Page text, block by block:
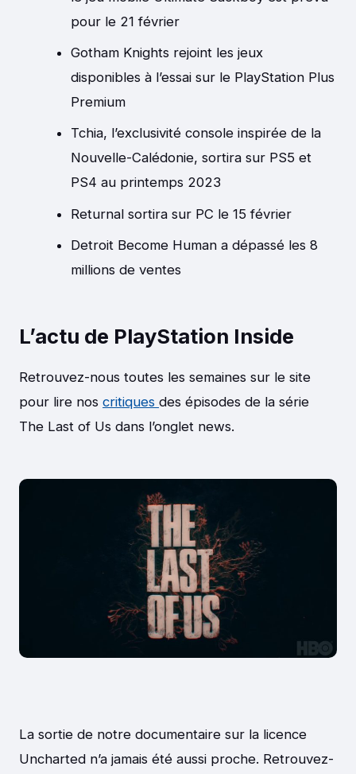
pour le 21 février
Gotham Knights rejoint les jeux
disponibles à l’essai sur le PlayStation Plus
Premium
Tchia, l’exclusivité console inspirée de la
Nouvelle-Calédonie, sortira sur PS5 et
PS4 au printemps 2023
Returnal sortira sur PC le 15 février
Detroit Become Human a dépassé les 8
millions de ventes
L’actu de PlayStation Inside
Retrouvez-nous toutes les semaines sur le site
pour lire nos critiques des épisodes de la série
The Last of Us dans l’onglet news.
La sortie de notre documentaire sur la licence
Uncharted n’a jamais été aussi proche. Retrouvez-